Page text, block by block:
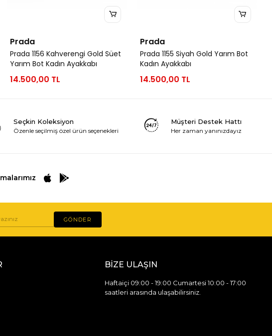
Prada
Prada 1156 Kahverengi Gold Süet
Yarım Bot Kadın Ayakkabı
14.500,00 TL
Prada
Prada 1155 Siyah Gold Yarım Bot
Kadın Ayakkabı
14.500,00 TL
Seçkin Koleksiyon
Özenle seçilmiş özel ürün seçenekleri
Müşteri Destek Hattı
Her zaman yanınızdayız
GÖNDER
BİZE ULAŞIN
Haftaiçi 09:00 - 19:00 Cumartesi 10:00 - 17:00
saatleri arasında ulaşabilirsiniz.